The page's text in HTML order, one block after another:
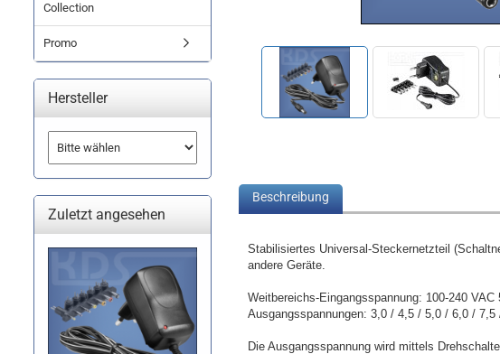
Beschreibung
Stabilisiertes Universal-Steckernetzteil
andere Geräte.
Weitbereichs-Eingangsspannung: 100-240 VAC
Ausgangsspannungen: 3,0 / 4,5 / 5,0 / 6,0 / 7,5
Die Ausgangsspannung wird mittels
Collection
Promo
Hersteller
Zuletzt angesehen